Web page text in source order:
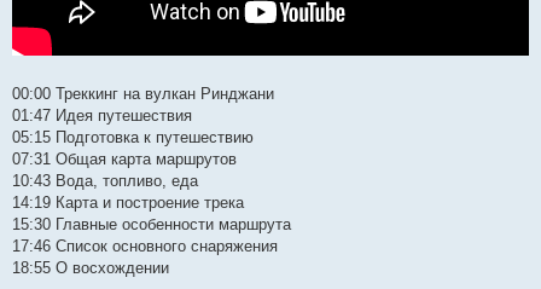
00:00​ Треккинг на вулкан Ринджани
01:47​ Идея путешествия
05:15​ Подготовка к путешествию
07:31​ Общая карта маршрутов
10:43​ Вода, топливо, еда
14:19​ Карта и построение трека
15:30​ Главные особенности маршрута
17:46​ Список основного снаряжения
18:55​ О восхождении